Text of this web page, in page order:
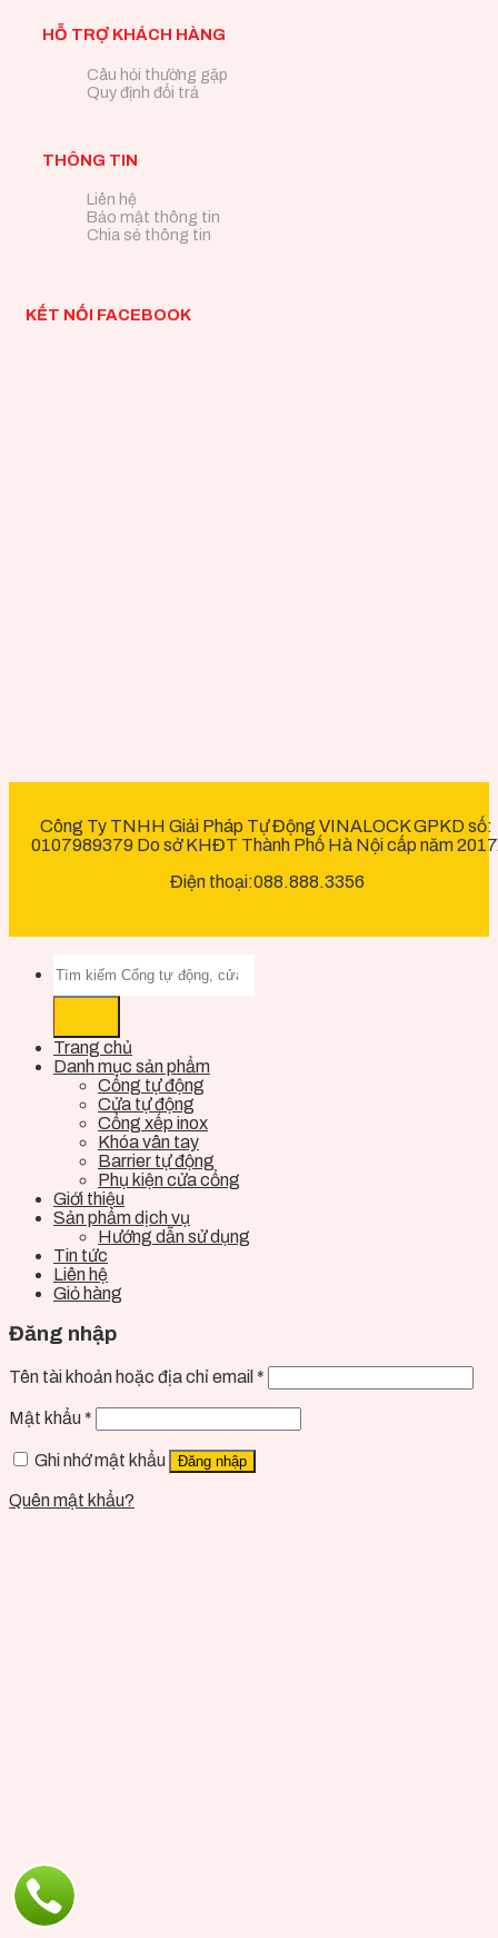
HỖ TRỢ KHÁCH HÀNG
Câu hỏi thường gặp
Quy định đổi trả
THÔNG TIN
Liên hệ
Bảo mật thông tin
Chia sẻ thông tin
KẾT NỐI FACEBOOK
Công Ty TNHH Giải Pháp Tự Động VINALOCK GPKD số:
0107989379 Do sở KHĐT Thành Phố Hà Nội cấp năm
Điện thoại:088.888.3356
Trang chủ
Danh mục sản phẩm
Cổng tự động
Cửa tự động
Cổng xếp inox
Khóa vân tay
Barrier tự động
Phụ kiện cửa cổng
Giới thiệu
Sản phẩm dịch vụ
Hướng dẫn sử dụng
Tin tức
Liên hệ
Giỏ hàng
Đăng nhập
Tên tài khoản hoặc địa chỉ email *
Mật khẩu *
Ghi nhớ mật khẩu Đăng nhập
Quên mật khẩu?